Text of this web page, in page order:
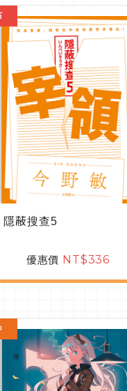
隱蔽搜查5
優惠價 NT$336